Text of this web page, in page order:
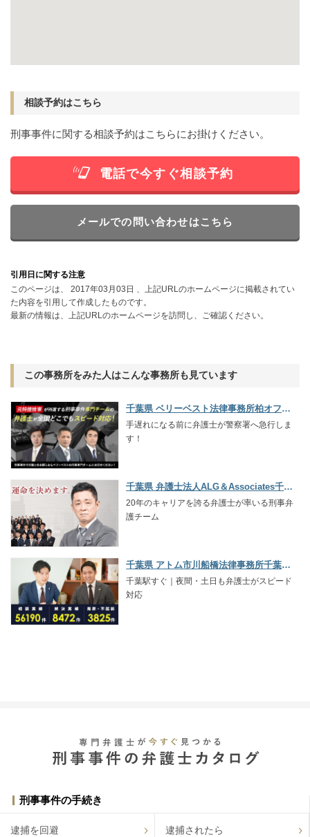
相談予約はこちら
刑事事件に関する相談予約はこちらにお掛けください。
電話で今すぐ相談予約
メールでの問い合わせはこちら
引用日に関する注意
このページは、 2017年03月03日 、上記URLのホームページに掲載されてい
た内容を引用して作成したものです。
最新の情報は、上記URLのホームページを訪問し、ご確認ください。
この事務所をみた人はこんな事務所も見ています
千葉県 ベリーベスト法律事務所柏オフィス
手遅れになる前に弁護士が警察署へ急行しま
す！
千葉県 弁護士法人ALG＆Associates千葉法律事務所
20年のキャリアを誇る弁護士が率いる刑事弁
護チーム
千葉県 アトム市川船橋法律事務所千葉支部
千葉駅すぐ｜夜間・土日も弁護士がスピード
対応
刑事事件の手続き
逮捕を回避 逮捕されたら